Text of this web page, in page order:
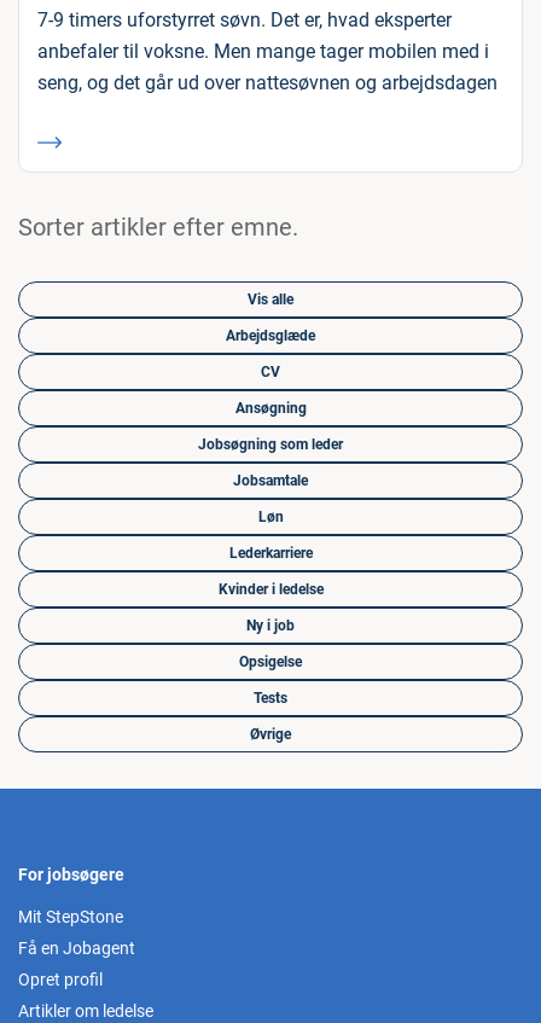
7-9 timers uforstyrret søvn. Det er, hvad eksperter
anbefaler til voksne. Men mange tager mobilen med i
seng, og det går ud over nattesøvnen og arbejdsdagen
Sorter artikler efter emne.
Vis alle
Arbejdsglæde
CV
Ansøgning
Jobsøgning som leder
Jobsamtale
Løn
Lederkarriere
Kvinder i ledelse
Ny i job
Opsigelse
Tests
Øvrige
For jobsøgere
Mit StepStone
Få en Jobagent
Opret profil
Artikler om ledelse